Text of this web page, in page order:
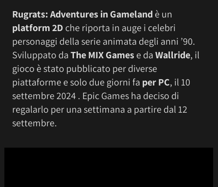
Rugrats: Adventures in Gameland è un
platform 2D che riporta in auge i celebri
personaggi della serie animata degli anni ’90.
Sviluppato daThe MIX Gamese daWallride, il
gioco è stato pubblicato per diverse
piattaforme e solo due giorni fa per PC, il 10
settembre 2024 . Epic Games ha deciso di
regalarlo per una settimana a partire dal 12
settembre.